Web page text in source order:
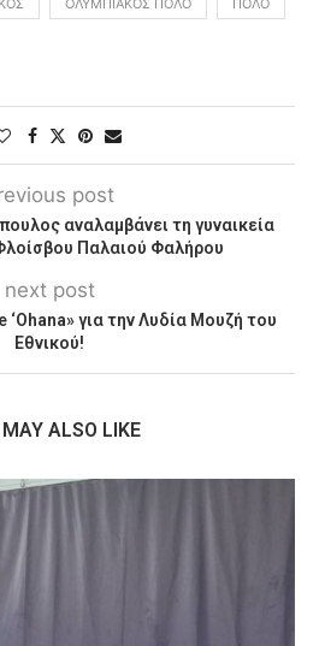
ΟΛΥΜΠΙΑΚΌΣ ΠΌΛΟ ΠΌΛΟ
post
αναλαμβάνει τη γυναικεία
Παλαιού Φαλήρου
next post
για την Λυδία Μουζή του
Εθνικού!
ALSO LIKE